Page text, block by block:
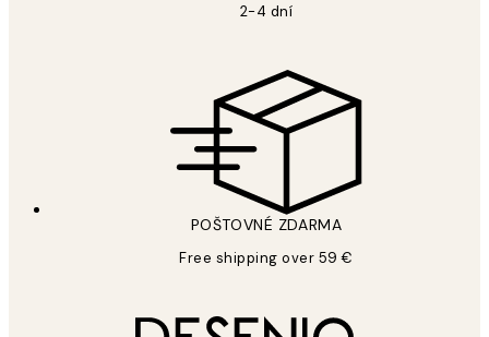
2-4 dní
POŠTOVNÉ ZDARMA
Free shipping over 59 €